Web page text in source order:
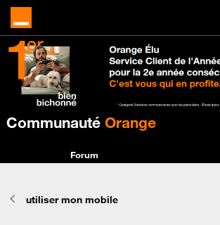
Communauté Orange
Forum
utiliser mon mobile